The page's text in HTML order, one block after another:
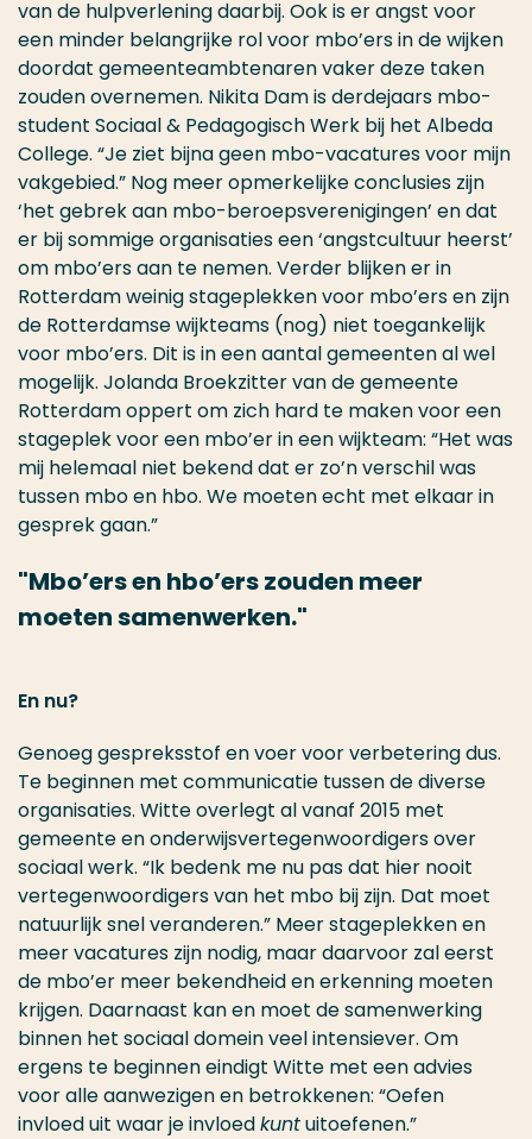
van de hulpverlening daarbij. Ook is er angst voor
een minder belangrijke rol voor mbo’ers in de wijken
doordat gemeenteambtenaren vaker deze taken
zouden overnemen. Nikita Dam is derdejaars mbo-
student Sociaal & Pedagogisch Werk bij het Albeda
College. “Je ziet bijna geen mbo-vacatures voor mijn
vakgebied.” Nog meer opmerkelijke conclusies zijn
‘het gebrek aan mbo-beroepsverenigingen’ en dat
er bij sommige organisaties een ‘angstcultuur heerst’
om mbo’ers aan te nemen. Verder blijken er in
Rotterdam weinig stageplekken voor mbo’ers en zijn
de Rotterdamse wijkteams (nog) niet toegankelijk
voor mbo’ers. Dit is in een aantal gemeenten al wel
mogelijk. Jolanda Broekzitter van de gemeente
Rotterdam oppert om zich hard te maken voor een
stageplek voor een mbo’er in een wijkteam: “Het was
mij helemaal niet bekend dat er zo’n verschil was
tussen mbo en hbo. We moeten echt met elkaar in
gesprek gaan.”
Mbo’ers en hbo’ers zouden meer
moeten samenwerken.
En nu?
Genoeg gespreksstof en voer voor verbetering dus.
Te beginnen met communicatie tussen de diverse
organisaties. Witte overlegt al vanaf 2015 met
gemeente en onderwijsvertegenwoordigers over
sociaal werk. “Ik bedenk me nu pas dat hier nooit
vertegenwoordigers van het mbo bij zijn. Dat moet
natuurlijk snel veranderen.” Meer stageplekken en
meer vacatures zijn nodig, maar daarvoor zal eerst
de mbo’er meer bekendheid en erkenning moeten
krijgen. Daarnaast kan en moet de samenwerking
binnen het sociaal domein veel intensiever. Om
ergens te beginnen eindigt Witte met een advies
voor alle aanwezigen en betrokkenen: “Oefen
invloed uit waar je invloedkuntuitoefenen.”